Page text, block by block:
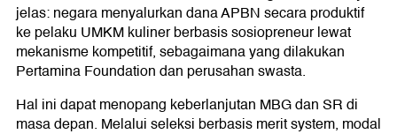
jelas: negara menyalurkan dana APBN secara produktif
ke pelaku UMKM kuliner berbasis sosiopreneur lewat
mekanisme kompetitif, sebagaimana yang dilakukan
Pertamina Foundation dan perusahan swasta.
Hal ini dapat menopang keberlanjutan MBG dan SR di
masa depan. Melalui seleksi berbasis merit system, modal